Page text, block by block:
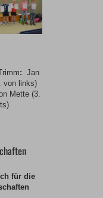
: Jan
von links)
Mette (3.
für die